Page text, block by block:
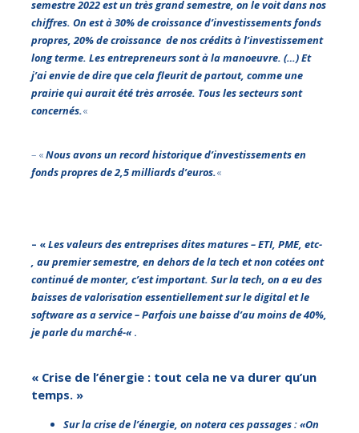
semestre 2022 est un très grand semestre, on le voit dans nos
chiffres. On est à 30% de croissance d’investissements fonds
propres, 20% de croissance de nos crédits à l’investissement
long terme. Les entrepreneurs sont à la manoeuvre. (…) Et
j’ai envie de dire que cela fleurit de partout, comme une
prairie qui aurait été très arrosée. Tous les secteurs sont
concernés.«
– «Nous avons un record historique d’investissements en
fonds propres de 2,5 milliards d’euros.«
– «Les valeurs des entreprises dites matures – ETI, PME, etc-
, au premier semestre, en dehors de la tech et non cotées ont
continué de monter, c’est important. Sur la tech, on a eu des
baisses de valorisation essentiellement sur le digital et le
software as a service – Parfois une baisse d’au moins de 40%,
je parle du marché-« .
« Crise de l’énergie : tout cela ne va durer qu’un
temps. »
Sur la crise de l’énergie, on notera ces passages : «On